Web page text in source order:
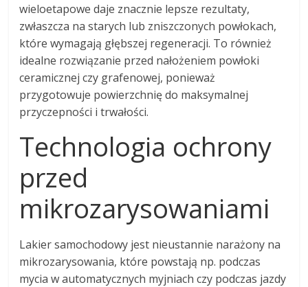
wieloetapowe daje znacznie lepsze rezultaty,
zwłaszcza na starych lub zniszczonych powłokach,
które wymagają głębszej regeneracji. To również
idealne rozwiązanie przed nałożeniem powłoki
ceramicznej czy grafenowej, ponieważ
przygotowuje powierzchnię do maksymalnej
przyczepności i trwałości.
Technologia ochrony
przed
mikrozarysowaniami
Lakier samochodowy jest nieustannie narażony na
mikrozarysowania, które powstają np. podczas
mycia w automatycznych myjniach czy podczas jazdy